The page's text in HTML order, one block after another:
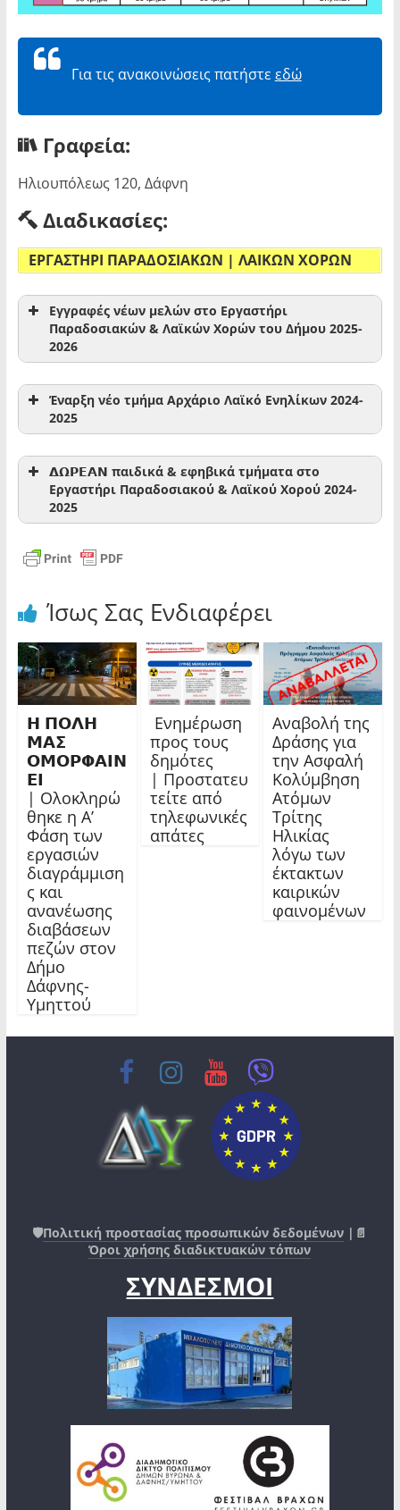
Για τις ανακοινώσεις πατήστε εδώ
Γραφεία:
Ηλιουπόλεως 120, Δάφνη
Διαδικασίες:
ΕΡΓΑΣΤΗΡΙ ΠΑΡΑΔΟΣΙΑΚΩΝ | ΛΑΙΚΩΝ ΧΟΡΩΝ
Εγγραφές νέων μελών στο Εργαστήρι
Παραδοσιακών & Λαϊκών Χορών του Δήμου 2025-
2026
νέα χρονιά ξεκινά
Οινέες εγγραφές για παιδιά, εφήβους και
ενήλικες ξεκινούν! Με οδηγό την αυθεντική
μουσική και τις ρίζες του τόπου μας, δηλώστε
συμμετοχή στο Εργαστήρι Παραδοσιακών & Λαϊκών
Χορών του Δήμου μας, για να μοιραστούμε τη χαρά
του χορού, να μάθουμε, να διασκεδάσουμε και να
γίνουμε μια μεγάλη παρέα!
Εγγραφές νέων μελών από 1 Σεπτεμβρίου 2025
Τμήμα Πολιτισμού: 213 20 37 801
Χοροδιδάσκαλος: Δημήτρης Μαρκαντώνης 6977
Πνευματικό Κέντρο Δήμου Δάφνης-Υμηττού,
Ηλιουπόλεως 120, Δάφνη
Έναρξη νέο τμήμα Αρχάριο Λαϊκό Ενηλίκων 2024-
2025
𝝙𝝮𝝦𝝚𝝖𝝢 παιδικά & εφηβικά τμήματα στο
Εργαστήρι Παραδοσιακού & Λαϊκού Χορού 2024-
2025
Ίσως Σας Ενδιαφέρει
𝝜 𝝥𝝤𝝠𝝜
𝝡𝝖𝝨
𝝤𝝡𝝤𝝦𝝫𝝖𝝞𝝢
𝝚𝝞
| Ολοκληρώ
θηκε η Α’
Φάση των
εργασιών
διαγράμμιση
ς και
ανανέωσης
διαβάσεων
πεζών στον
Δήμο
Δάφνης-
Υμηττού
Ενημέρωση
προς τους
δημότες
| Προστατευ
τείτε από
τηλεφωνικές
απάτες
Αναβολή της
Δράσης για
την Ασφαλή
Κολύμβηση
Ατόμων
Τρίτης
Ηλικίας
λόγω των
έκτακτων
καιρικών
φαινομένων
🛡️Πολιτική προστασίας προσωπικών δεδομένων |📄
Όροι χρήσης διαδικτυακών τόπων
ΣΥΝΔΕΣΜΟΙ